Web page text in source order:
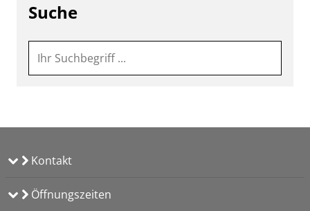
Suche
Kontakt
Öffnungszeiten